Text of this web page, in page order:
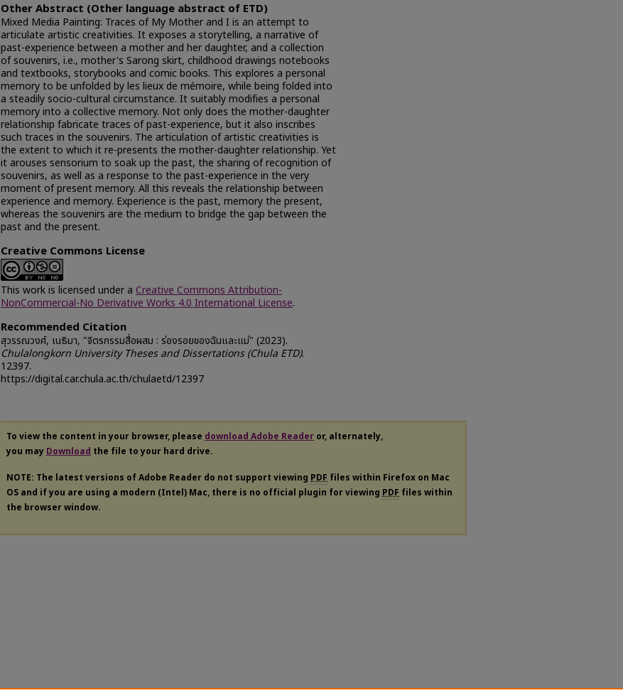
Other Abstract (Other language abstract of ETD)
Mixed Media Painting: Traces of My Mother and I is an attempt to
articulate artistic creativities. It exposes a storytelling, a narrative of
past-experience between a mother and her daughter, and a collection
of souvenirs, i.e., mother's Sarong skirt, childhood drawings notebooks
and textbooks, storybooks and comic books. This explores a personal
memory to be unfolded by les lieux de mémoire, while being folded into
a steadily socio-cultural circumstance. It suitably modifies a personal
memory into a collective memory. Not only does the mother-daughter
relationship fabricate traces of past-experience, but it also inscribes
such traces in the souvenirs. The articulation of artistic creativities is
the extent to which it re-presents the mother-daughter relationship. Yet
it arouses sensorium to soak up the past, the sharing of recognition of
souvenirs, as well as a response to the past-experience in the very
moment of present memory. All this reveals the relationship between
experience and memory. Experience is the past, memory the present,
whereas the souvenirs are the medium to bridge the gap between the
past and the present.
Creative Commons License
This work is licensed under a Creative Commons Attribution-
NonCommercial-No Derivative Works 4.0 International License.
Recommended Citation
สุวรรณวงศ์, เนธิมา, "จิตรกรรมสื่อผสม : ร่องรอยของฉันและแม่" (2023).
Chulalongkorn University Theses and Dissertations (Chula ETD).
12397.
https://digital.car.chula.ac.th/chulaetd/12397
To view the content in your browser, please download Adobe Reader or, alternately,
you may Download the file to your hard drive.
NOTE: The latest versions of Adobe Reader do not support viewing PDF files within Firefox on Mac
OS and if you are using a modern (Intel) Mac, there is no official plugin for viewing PDF files within
the browser window.